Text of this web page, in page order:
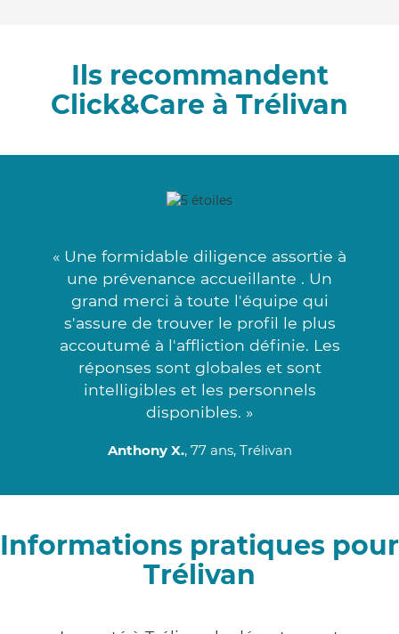
Ils recommandent
Click&Care à Trélivan
« Une formidable diligence assortie à
une prévenance accueillante . Un
grand merci à toute l'équipe qui
s'assure de trouver le profil le plus
accoutumé à l'affliction définie. Les
réponses sont globales et sont
intelligibles et les personnels
disponibles. »
Anthony X., 77 ans, Trélivan
Informations pratiques pour
Trélivan